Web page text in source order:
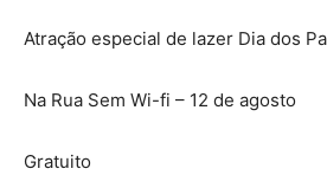
Atração especial de lazer Dia dos
Na Rua Sem Wi-fi – 12 de agosto
Gratuito